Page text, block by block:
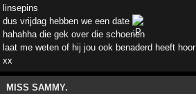
linsepins
dus vrijdag hebben we een date
hahahha die gek over die schoenen
laat me weten of hij jou ook benaderd heeft hoor
xx
MISS SAMMY.